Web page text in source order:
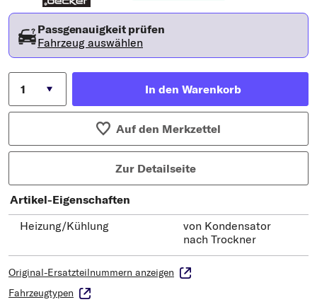
Passgenauigkeit prüfen
Fahrzeug auswählen
In den Warenkorb
Auf den Merkzettel
Zur Detailseite
Artikel-Eigenschaften
Heizung/Kühlung
von Kondensator
nach Trockner
Original-Ersatzteilnummern anzeigen
Fahrzeugtypen